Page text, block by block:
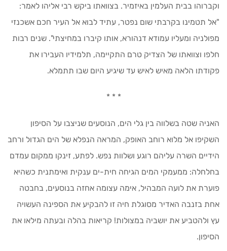
וקברוהו בבית העלמין באיזמיר. בצוואתו ביקש רבי אליהו לאמר:
"אל תטמינו בקרבתי שום נפטר, עתיד לבוא אל העיר חכם אשכנזי
מפולניה ומעליו עמודא דנהורא, אותו קיברו במחיצתי". שנים רבות
חלפו וצוואתו של הצדיק טרם התקיימה, תלמידיו העבירו את
פקודתו הלאה מאיש לאיש עד שיגיע היום שבו תתמלא.
* * *
האניה שטה בשלווה בין גלי הים, הנוסעים שניצבו על הסיפון
השקיפו אל מלוא רוחב האופק, המראה הנפלא של הים הגדול ורחב
הידיים השרה עליהם רוגע ושלוות נפש. לפתע, זינקו ממקום עמדם
בחלחלה: ממעמקי המים הגיחה חית-ים ענקית ואימתנית כשהיא
פוערת את לועה המבהיל, אימה עצומה אחזה בנוסעים, בחבטה
אחת בזנבה האדיר מסוגלת חיה זו להבקיע את הספינה העשויה
עץ ולהטביע את יושביה במצולות! קריאות בהלה ובעתה מילאו את
הסיפון.